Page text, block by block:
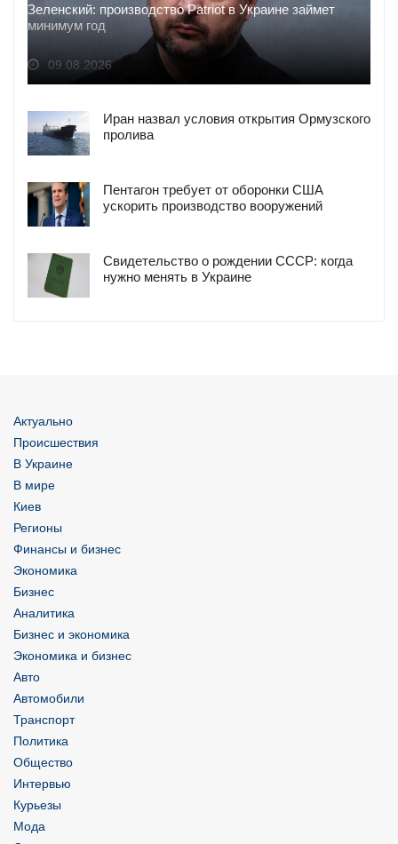
Зеленский: производство Patriot в Украине займет
минимум год
09.08.2026
Иран назвал условия открытия Ормузского
пролива
Пентагон требует от оборонки США
ускорить производство вооружений
Свидетельство о рождении СССР: когда
нужно менять в Украине
Актуально
Происшествия
В Украине
В мире
Киев
Регионы
Финансы и бизнес
Экономика
Бизнес
Аналитика
Бизнес и экономика
Экономика и бизнес
Авто
Автомобили
Транспорт
Политика
Общество
Интервью
Курьезы
Мода